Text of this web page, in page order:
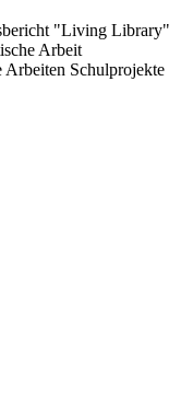
"Living Library"
Arbeit
Arbeiten Schulprojekte